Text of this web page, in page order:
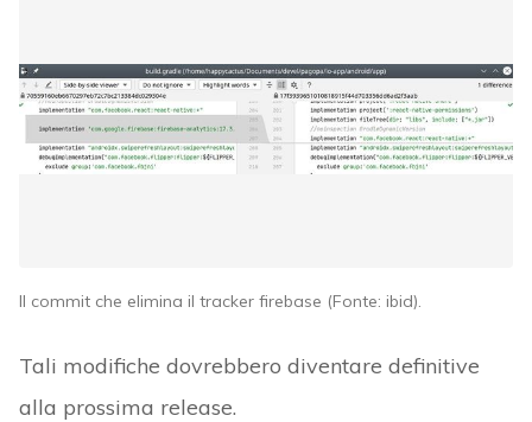
Il commit che elimina il tracker firebase (Fonte: ibid).
Tali modifiche dovrebbero diventare definitive
alla prossima release.